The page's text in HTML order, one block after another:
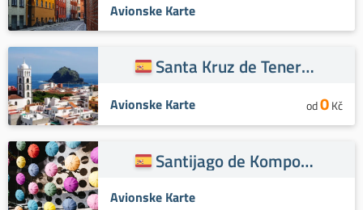
Avionske Karte
Santa Kruz de Tenerife
Avionske Karte od0Kč
Santijago de Kompostela
Avionske Karte